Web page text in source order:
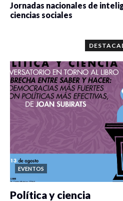
Jornadas nacionales de
ciencias sociales
EVENTOS
Política y ciencia